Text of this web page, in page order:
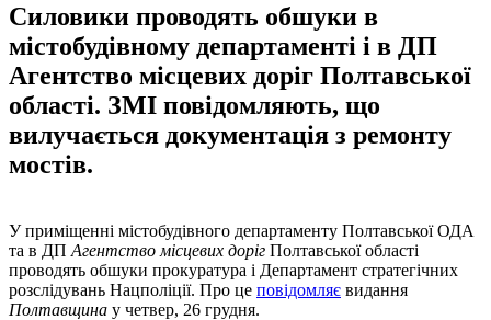
Силовики проводять обшуки в
містобудівному департаменті і в ДП
Агентство місцевих доріг Полтавської
області. ЗМІ повідомляють, що
вилучається документація з ремонту
мостів.
У приміщенні містобудівного департаменту Полтавської ОДА
та в ДП Агентство місцевих доріг Полтавської області
проводять обшуки прокуратура і Департамент стратегічних
розслідувань Нацполіції. Про це повідомляє видання
Полтавщина у четвер, 26 грудня.